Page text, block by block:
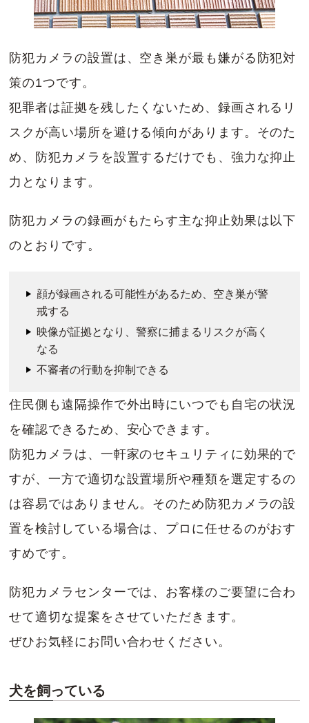
防犯カメラの設置は、空き巣が最も嫌がる防犯対
策の1つです。
犯罪者は証拠を残したくないため、録画されるリ
スクが高い場所を避ける傾向があります。そのた
め、防犯カメラを設置するだけでも、強力な抑止
力となります。
防犯カメラの録画がもたらす主な抑止効果は以下
のとおりです。
顔が録画される可能性があるため、空き巣が警
戒する
映像が証拠となり、警察に捕まるリスクが高く
なる
不審者の行動を抑制できる
住民側も遠隔操作で外出時にいつでも自宅の状況
を確認できるため、安心できます。
防犯カメラは、一軒家のセキュリティに効果的で
すが、一方で適切な設置場所や種類を選定するの
は容易ではありません。そのため防犯カメラの設
置を検討している場合は、プロに任せるのがおす
すめです。
防犯カメラセンターでは、お客様のご要望に合わ
せて適切な提案をさせていただきます。
ぜひお気軽にお問い合わせください。
犬を飼っている